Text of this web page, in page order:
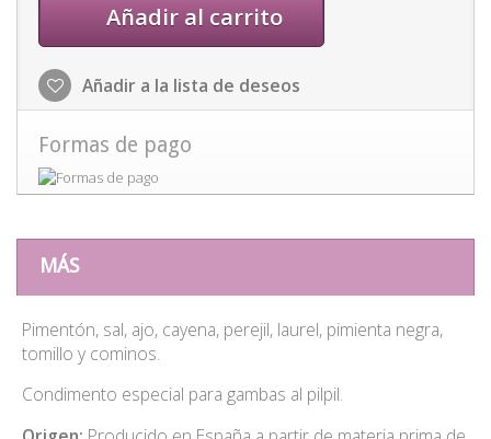
Añadir al carrito
Añadir a la lista de deseos
Formas de pago
MÁS
Pimentón, sal, ajo, cayena, perejil, laurel, pimienta negra,
tomillo y cominos.
Condimento especial para gambas al pilpil.